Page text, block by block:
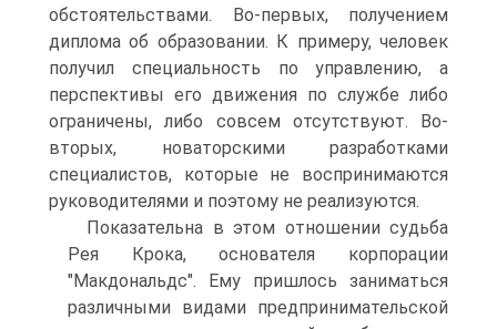
обстоятельствами. Во-первых, получением
диплома об образовании. К примеру, человек
получил специальность по управлению, а
перспективы его движения по службе либо
ограничены, либо совсем отсутствуют. Во-
вторых, новаторскими разработками
специалистов, которые не воспринимаются
руководителями и поэтому не реализуются.
Показательна в этом отношении судьба
Рея Крока, основателя корпорации
"Макдональдс". Ему пришлось заниматься
различными видами предпринимательской